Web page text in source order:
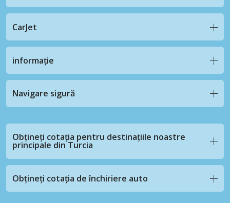
CarJet
informație
Navigare sigură
Obțineți cotația pentru destinațiile noastre
principale din Turcia
Obțineți cotația de închiriere auto